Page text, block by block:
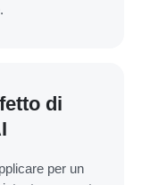
di
per un